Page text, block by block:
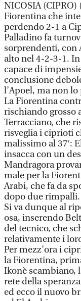
NICOSIA (CIPRO)
Fiorentina che
perdendo 2-1 a
Palladino fa
sorprendenti, con
alto nel 4-2-3-1.
capace di
conclusione
l’Apoel, ma non lo
La Fiorentina
rischiando grosso
Terracciano, che
risveglia i ciprioti
malissimo al 37′:
insacca con un
Mandragora
male per la
Arabi, che fa da
dopo due rimpalli.
Si va dunque al
osa, inserendo
del tecnico, che
relativamente i
Per mezz’ora i
la Fiorentina,
Ikonè scambiano,
rete della
ed ecco il nuovo